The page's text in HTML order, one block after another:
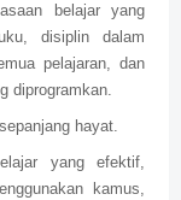
belajar yang
disiplin dalam
pelajaran, dan
diprogramkan.
hayat.
yang efektif,
kamus,